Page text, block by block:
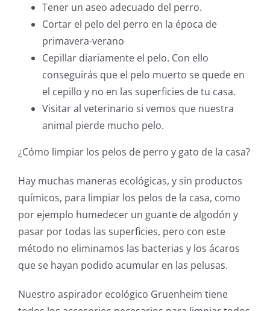
Tener un aseo adecuado del perro.
Cortar el pelo del perro en la época de
primavera-verano
Cepillar diariamente el pelo. Con ello
conseguirás que el pelo muerto se quede en
el cepillo y no en las superficies de tu casa.
Visitar al veterinario si vemos que nuestra
animal pierde mucho pelo.
¿Cómo limpiar los pelos de perro y gato de la casa?
Hay muchas maneras ecológicas, y sin productos
químicos, para limpiar los pelos de la casa, como
por ejemplo humedecer un guante de algodón y
pasar por todas las superficies, pero con este
método no eliminamos las bacterias y los ácaros
que se hayan podido acumular en las pelusas.
Nuestro aspirador ecológico Gruenheim tiene